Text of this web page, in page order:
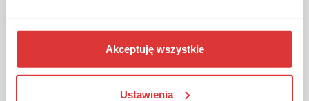
Akceptuję wszystkie
Ustawienia
und sofortige Lieferung
GAMIVO unterstützt eine Vielzahl von
Zahlungsmethoden, darunter Kreditkarten, PayPal